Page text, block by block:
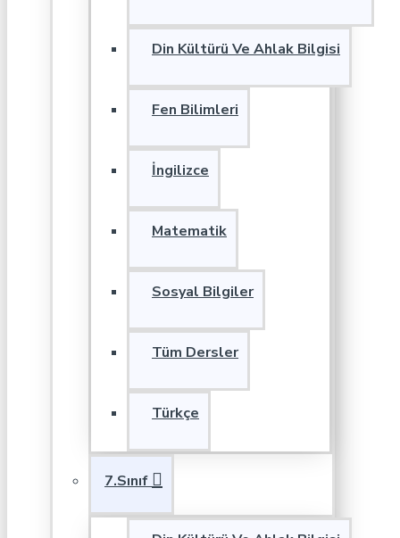
Din Kültürü Ve Ahlak Bilgisi
Fen Bilimleri
İngilizce
Matematik
Sosyal Bilgiler
Tüm Dersler
Türkçe
7.Sınıf